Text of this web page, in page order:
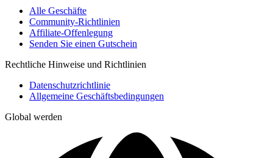
Alle Geschäfte
Community-Richtlinien
Affiliate-Offenlegung
Senden Sie einen Gutschein
Rechtliche Hinweise und Richtlinien
Datenschutzrichtlinie
Allgemeine Geschäftsbedingungen
Global werden